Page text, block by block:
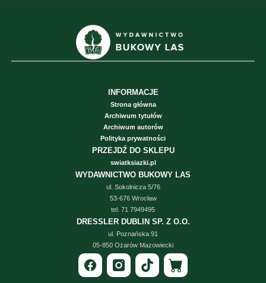
INFORMACJE
Strona główna
Archiwum tytułów
Archiwum autorów
Polityka prywatności
WYDAWNICTWO BUKOWY LAS
ul. Sokolnicza 5/76
53-676 Wrocław
tel. 71 7949495
DRESSLER DUBLIN SP. Z O.O.
ul. Poznańska 91
05-850 Ożarów Mazowiecki
PRZEJDŹ DO SKLEPU
swiatksiazki.pl